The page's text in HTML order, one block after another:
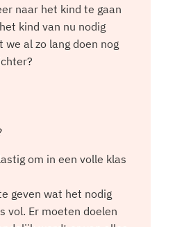
naar het kind te gaan
kind van nu nodig
al zo lang doen nog
om in een volle klas
geven wat het nodig
vol. Er moeten doelen